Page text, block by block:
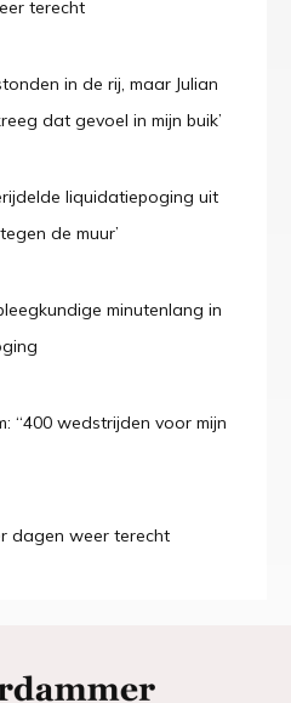
terecht
in de rij, maar Julian
dat gevoel in mijn buik’
liquidatiepoging uit
de muur’
minutenlang in
“400 wedstrijden voor mijn
dagen weer terecht